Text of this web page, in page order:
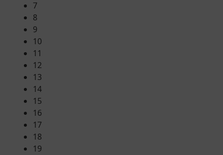
7
8
9
10
11
12
13
14
15
16
17
18
19